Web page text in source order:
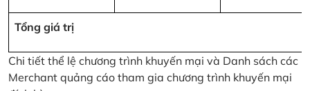
Tổng giá trị
Chi tiết thể lệ chương trình khuyến mại và Danh sách các
Merchant quảng cáo tham gia chương trình khuyến mại